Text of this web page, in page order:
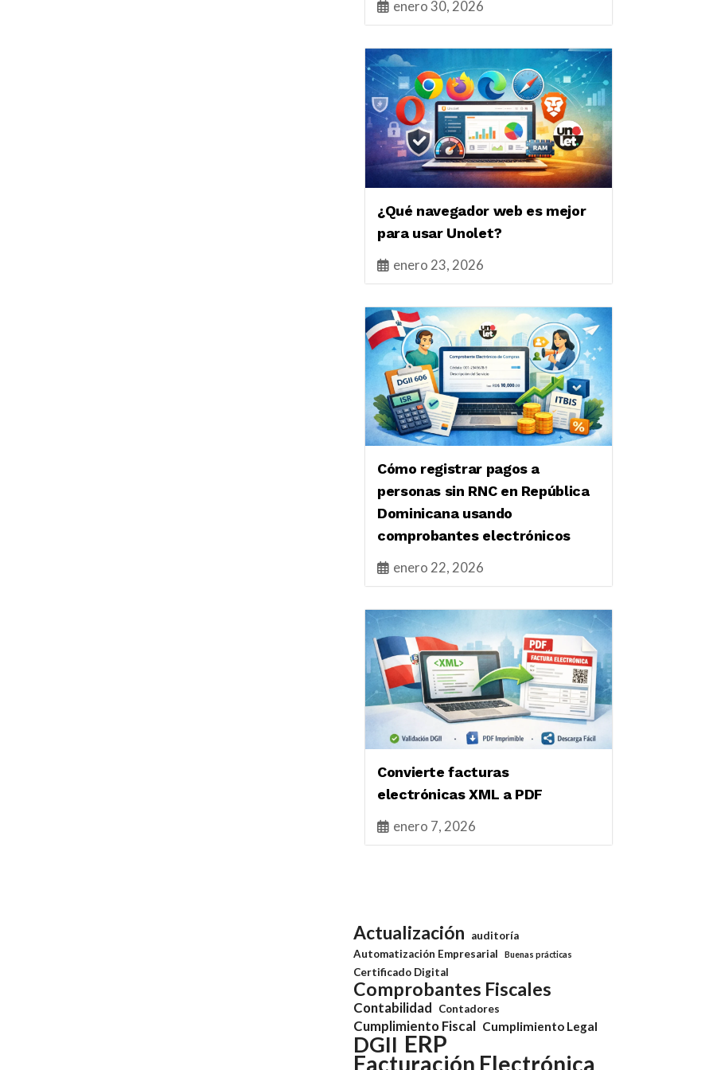
enero 30, 2026
¿Qué navegador web es mejor
para usar Unolet?
enero 23, 2026
Cómo registrar pagos a
personas sin RNC en República
Dominicana usando
comprobantes electrónicos
enero 22, 2026
Convierte facturas
electrónicas XML a PDF
enero 7, 2026
Actualización
auditoría
Automatización Empresarial
Buenas prácticas
Certificado Digital
Comprobantes Fiscales
Contabilidad Contadores
Cumplimiento Fiscal Cumplimiento Legal
DGII ERP
Facturación Electrónica